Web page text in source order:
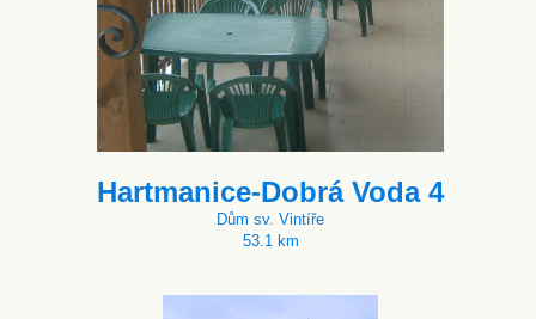
Hartmanice-Dobrá Voda 4
Dům sv. Vintíře
53.1 km